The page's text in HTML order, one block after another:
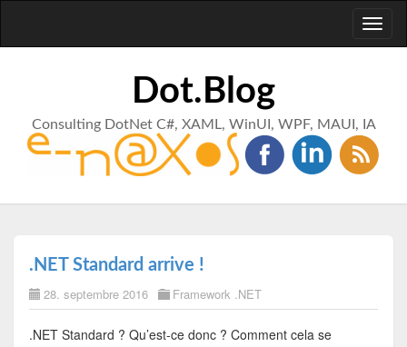
Dot.Blog
Consulting DotNet C#, XAML, WinUI, WPF, MAUI, IA
.NET Standard arrive !
28. septembre 2016 Framework .NET
.NET Standard ? Qu’est-ce donc ? Comment cela se